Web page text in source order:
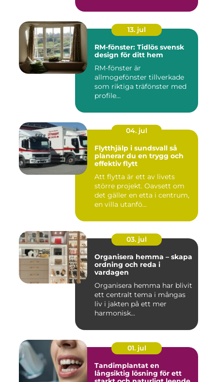
13. jul
RM-fönster: Tidlös svensk
design för ditt hem
RM-fönster är
allmogefönster tillverkade
som riktiga träfönster med
profile...
04. jul
Flytthjälp i sundsvall så
planerar du en trygg och
effektiv flytt
Att flytta är ett av livets
större projekt. Oavsett om
det gäller en etta i centrum,
en villa utanfö...
03. jul
Organisera hemma – skapa
ordning och reda i
vardagen
Organisera hemma har blivit
ett centralt tema i mångas
liv i jakten på ett mer
harmonisk...
01. jul
Tandimplantat en
långsiktig lösning för ett